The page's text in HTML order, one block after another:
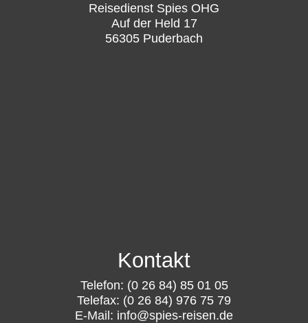
Reisedienst Spies OHG
Auf der Held 17
56305 Puderbach
Kontakt
Telefon: (0 26 84) 85 01 05
Telefax: (0 26 84) 976 75 79
E-Mail: info@spies-reisen.de